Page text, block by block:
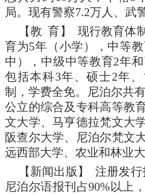
局。现有警察7.2万人、武
【教 育】 现行教育体
育为5年（小学），中等
中），中级中等教育2年
包括本科3年、硕士2年
制，学费全免。尼泊尔共
公立的综合及专科高等教
文大学、马亨德拉梵文大
阪查尔大学、尼泊尔梵文
远西部大学、农业和林业大
【新闻出版】 注册发
尼泊尔语报刊占90%以上